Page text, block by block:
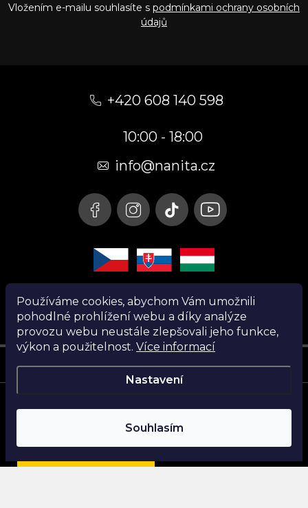
Používáme cookies, abychom Vám umožnili
pohodlné prohlížení webu a díky analýze
provozu webu neustále zlepšovali jeho funkce,
výkon a použitelnost. Více informací
Nastavení
Souhlasím
Vložením e-mailu souhlasíte s podmínkami ochrany osobních
údajů
+420 608 140 598
10:00 - 18:00
info@nanita.cz
Instagram
Copyright 2026Nanita.cz. Všechna práva vyhrazena.
Najdi si parfém